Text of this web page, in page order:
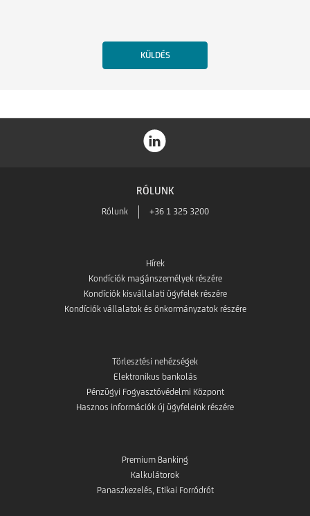
RÓLUNK
Rólunk +36 1 325 3200
Hírek
Kondíciók magánszemélyek részére
Kondíciók kisvállalati ügyfelek részére
Kondíciók vállalatok és önkormányzatok részére
Törlesztési nehézségek
Elektronikus bankolás
Pénzügyi Fogyasztóvédelmi Központ
Hasznos információk új ügyfeleink részére
Premium Banking
Kalkulátorok
Panaszkezelés, Etikai Forródrót